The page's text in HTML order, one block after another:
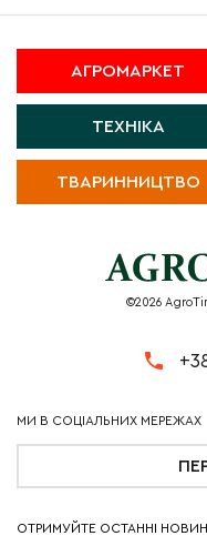
АГРОМАРКЕТ
ТЕХНІКА
ТВАРИННИЦТВО
©2026
ОТРИМУЙТЕ ОСТАННІ